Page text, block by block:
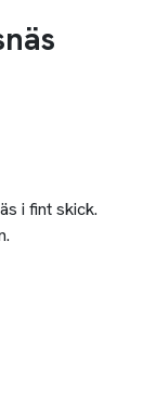
i fint skick.